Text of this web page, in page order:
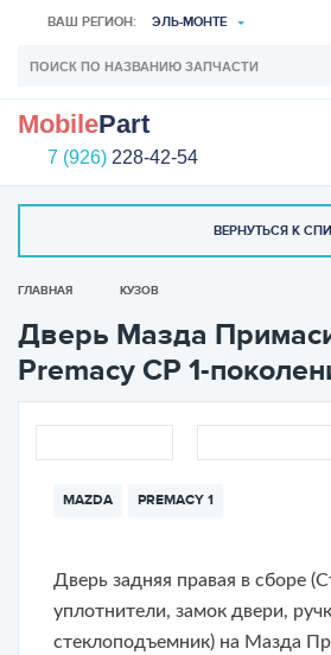
ВАШ РЕГИОН: ЭЛЬ-МОНТЕ
MobilePart
7 (926) 228-42-54
ВЕРНУТЬСЯ К
ГЛАВНАЯ КУЗОВ
Дверь Мазда
Premacy CP 1-
MAZDA PREMACY 1
Дверь задняя правая в сборе
уплотнители, замок двери,
стеклоподъемник) на Мазда